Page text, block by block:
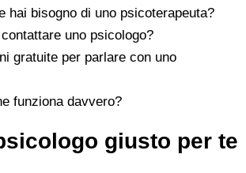
hai bisogno di uno psicoterapeuta?
uno psicologo?
gratuite per parlare con uno
funziona davvero?
giusto per te